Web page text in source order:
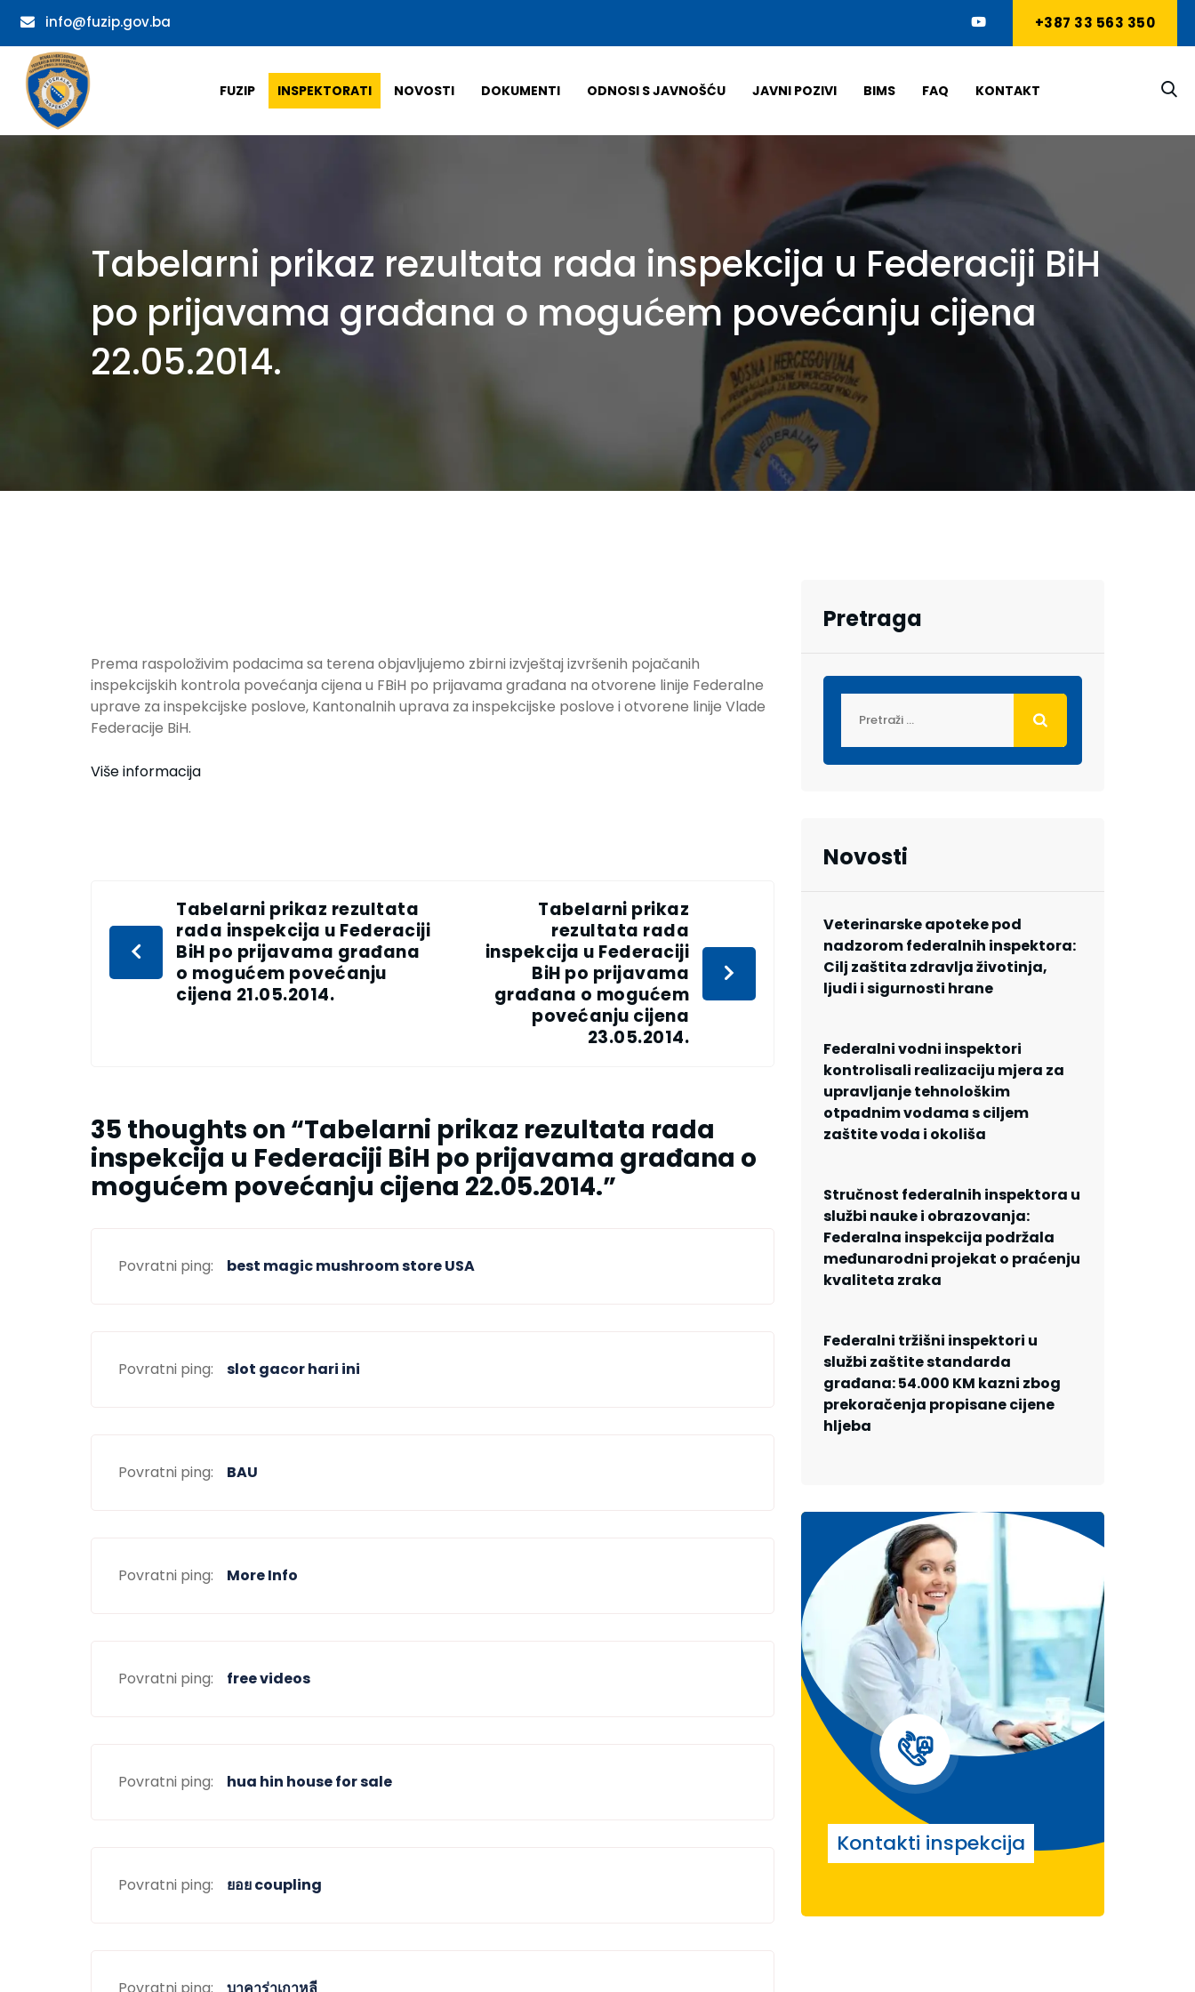
info@fuzip.gov.ba +387 33 563 350
FUZIP INSPEKTORATI NOVOSTI DOKUMENTI ODNOSI S JAVNOŠĆU JAVNI POZIVI BIMS FAQ KONTAKT
Tabelarni prikaz rezultata rada inspekcija u Federaciji BiH
po prijavama građana o mogućem povećanju cijena
22.05.2014.
Prema raspoloživim podacima sa terena objavljujemo zbirni izvještaj izvršenih pojačanih
inspekcijskih kontrola povećanja cijena u FBiH po prijavama građana na otvorene linije Federalne
uprave za inspekcijske poslove, Kantonalnih uprava za inspekcijske poslove i otvorene linije Vlade
Federacije BiH.
Više informacija
Tabelarni prikaz rezultata
rada inspekcija u Federaciji
BiH po prijavama građana
o mogućem povećanju
cijena 21.05.2014.
Tabelarni prikaz
rezultata rada
inspekcija u Federaciji
BiH po prijavama
građana o mogućem
povećanju cijena
23.05.2014.
35 thoughts on “Tabelarni prikaz rezultata rada
inspekcija u Federaciji BiH po prijavama građana o
mogućem povećanju cijena 22.05.2014.”
Povratni ping: best magic mushroom store USA
Povratni ping: slot gacor hari ini
Povratni ping: BAU
Povratni ping: More Info
Povratni ping: free videos
Povratni ping: hua hin house for sale
Povratni ping: ยอย coupling
Pretraga
Novosti
Veterinarske apoteke pod
nadzorom federalnih inspektora:
Cilj zaštita zdravlja životinja,
ljudi i sigurnosti hrane
Federalni vodni inspektori
kontrolisali realizaciju mjera za
upravljanje tehnološkim
otpadnim vodama s ciljem
zaštite voda i okoliša
Stručnost federalnih inspektora u
službi nauke i obrazovanja:
Federalna inspekcija podržala
međunarodni projekat o praćenju
kvaliteta zraka
Federalni tržišni inspektori u
službi zaštite standarda
građana: 54.000 KM kazni zbog
prekoračenja propisane cijene
hljeba
Kontakti inspekcija